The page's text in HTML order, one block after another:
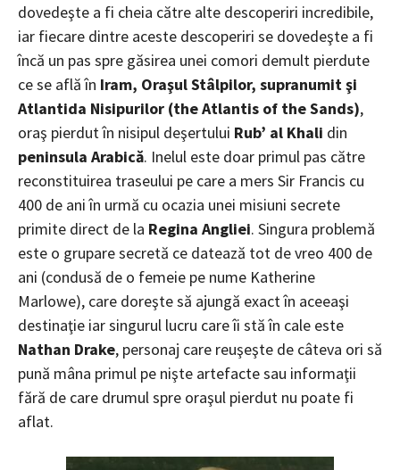
dovedeşte a fi cheia către alte descoperiri incredibile,
iar fiecare dintre aceste descoperiri se dovedeşte a fi
încă un pas spre găsirea unei comori demult pierdute
ce se află în Iram, Oraşul Stâlpilor, supranumit şi
Atlantida Nisipurilor (the Atlantis of the Sands),
oraş pierdut în nisipul deşertului Rub’ al Khali din
peninsula Arabică. Inelul este doar primul pas către
reconstituirea traseului pe care a mers Sir Francis cu
400 de ani în urmă cu ocazia unei misiuni secrete
primite direct de la Regina Angliei. Singura problemă
este o grupare secretă ce datează tot de vreo 400 de
ani (condusă de o femeie pe nume Katherine
Marlowe), care doreşte să ajungă exact în aceeaşi
destinaţie iar singurul lucru care îi stă în cale este
Nathan Drake, personaj care reuşeşte de câteva ori să
pună mâna primul pe nişte artefacte sau informaţii
fără de care drumul spre oraşul pierdut nu poate fi
aflat.